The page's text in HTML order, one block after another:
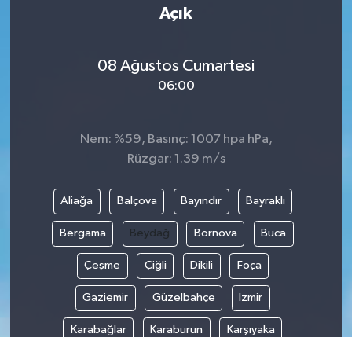
Açık
08 Ağustos Cumartesi
06:00
Nem: %59, Basınç: 1007 hpa hPa,
Rüzgar: 1.39 m/s
Aliağa Balçova Bayındır Bayraklı
Bergama Beydağ Bornova Buca
Çeşme Çiğli Dikili Foça
Gaziemir Güzelbahçe İzmir
Karabağlar Karaburun Karşıyaka